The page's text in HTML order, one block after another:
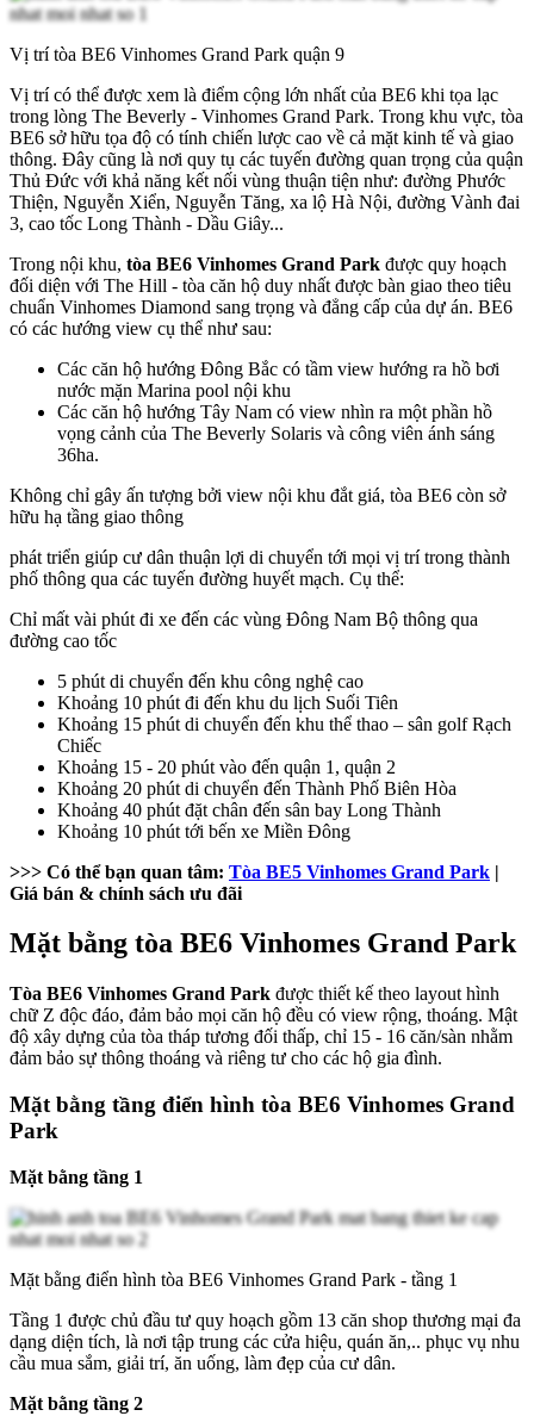
Vị trí tòa BE6 Vinhomes Grand Park quận 9
Vị trí có thể được xem là điểm cộng lớn nhất của BE6 khi tọa lạc
trong lòng The Beverly - Vinhomes Grand Park. Trong khu vực, tòa
BE6 sở hữu tọa độ có tính chiến lược cao về cả mặt kinh tế và giao
thông. Đây cũng là nơi quy tụ các tuyến đường quan trọng của quận
Thủ Đức với khả năng kết nối vùng thuận tiện như: đường Phước
Thiện, Nguyễn Xiển, Nguyễn Tăng, xa lộ Hà Nội, đường Vành đai
3, cao tốc Long Thành - Dầu Giây...
Trong nội khu, tòa BE6 Vinhomes Grand Park được quy hoạch
đối diện với The Hill - tòa căn hộ duy nhất được bàn giao theo tiêu
chuẩn Vinhomes Diamond sang trọng và đẳng cấp của dự án. BE6
có các hướng view cụ thể như sau:
Các căn hộ hướng Đông Bắc có tầm view hướng ra hồ bơi
nước mặn Marina pool nội khu
Các căn hộ hướng Tây Nam có view nhìn ra một phần hồ
vọng cảnh của The Beverly Solaris và công viên ánh sáng
36ha.
Không chỉ gây ấn tượng bởi view nội khu đắt giá, tòa BE6 còn sở
hữu hạ tầng giao thông
phát triển giúp cư dân thuận lợi di chuyển tới mọi vị trí trong thành
phố thông qua các tuyến đường huyết mạch. Cụ thể:
Chỉ mất vài phút đi xe đến các vùng Đông Nam Bộ thông qua
đường cao tốc
5 phút di chuyển đến khu công nghệ cao
Khoảng 10 phút đi đến khu du lịch Suối Tiên
Khoảng 15 phút di chuyển đến khu thể thao – sân golf Rạch
Chiếc
Khoảng 15 - 20 phút vào đến quận 1, quận 2
Khoảng 20 phút di chuyển đến Thành Phố Biên Hòa
Khoảng 40 phút đặt chân đến sân bay Long Thành
Khoảng 10 phút tới bến xe Miền Đông
>>> Có thể bạn quan tâm: Tòa BE5 Vinhomes Grand Park |
Giá bán & chính sách ưu đãi
Mặt bằng tòa BE6 Vinhomes Grand Park
Tòa BE6 Vinhomes Grand Park được thiết kế theo layout hình
chữ Z độc đáo, đảm bảo mọi căn hộ đều có view rộng, thoáng. Mật
độ xây dựng của tòa tháp tương đối thấp, chỉ 15 - 16 căn/sàn nhằm
đảm bảo sự thông thoáng và riêng tư cho các hộ gia đình.
Mặt bằng tầng điển hình tòa BE6 Vinhomes Grand
Park
Mặt bằng tầng 1
Mặt bằng điển hình tòa BE6 Vinhomes Grand Park - tầng 1
Tầng 1 được chủ đầu tư quy hoạch gồm 13 căn shop thương mại đa
dạng diện tích, là nơi tập trung các cửa hiệu, quán ăn,.. phục vụ nhu
cầu mua sắm, giải trí, ăn uống, làm đẹp của cư dân.
Mặt bằng tầng 2